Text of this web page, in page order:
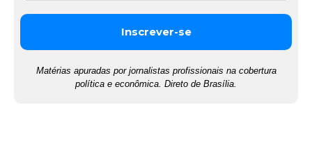
Matérias apuradas por jornalistas profissionais na cobertura
política e econômica. Direto de Brasília.